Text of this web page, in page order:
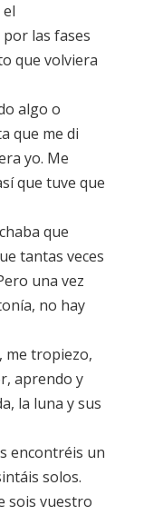
las fases
que volviera
algo o
que me di
yo. Me
que tuve que
que
tantas veces
una vez
no hay
me tropiezo,
aprendo y
la luna y sus
encontréis un
solos.
sois vuestro